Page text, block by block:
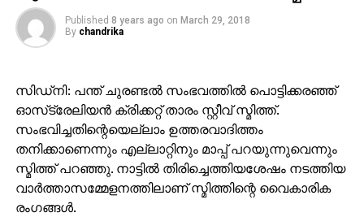
Published 8 years ago on March 29, 2018
By chandrika
സിഡ്‌നി: പന്ത് ചുരണ്ടല്‍ സംഭവത്തില്‍ പൊട്ടിക്കരഞ്ഞ്
ഓസ്‌ട്രേലിയന്‍ ക്രിക്കറ്റ് താരം സ്റ്റീവ് സ്മിത്ത്.
സംഭവിച്ചതിന്റെയെല്ലാം ഉത്തരവാദിത്തം
തനിക്കാണെന്നും എല്ലാറ്റിനും മാപ്പ് പറയുന്നുവെന്നും
സ്മിത്ത് പറഞ്ഞു. നാട്ടില്‍ തിരിച്ചെത്തിയശേഷം നടത്തിയ
വാര്‍ത്താസമ്മേളനത്തിലാണ് സ്മിത്തിന്റെ വൈകാരിക
രംഗങ്ങള്‍.